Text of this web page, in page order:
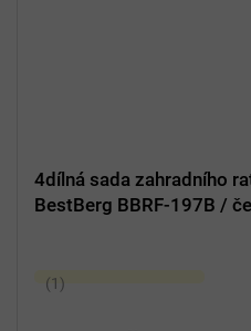
4dílná sada zahradního
BestBerg BBRF-197B /
Průměrné